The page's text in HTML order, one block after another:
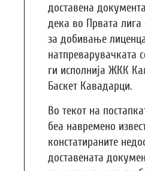
доставена
дека во Првата лига
за добивање
натпреварувачката
ги исполнија ЖКК
Баскет Кавадарци.
Во текот на
беа навремено
констатираните
доставената